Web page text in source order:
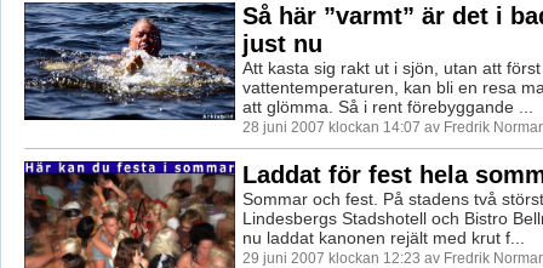
Så här ”varmt” är det i
just nu
Att kasta sig rakt ut i sjön, utan att
vattentemperaturen, kan bli en resa
att glömma. Så i rent förebyggande ...
28 juni 2007 klockan 14:07 av Fredrik
Laddat för fest hela
Sommar och fest. På stadens två
Lindesbergs Stadshotell och Bistro
nu laddat kanonen rejält med krut f...
29 juni 2007 klockan 12:23 av Fredrik